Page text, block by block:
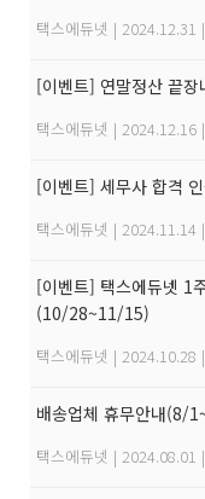
택스에듀넷 | 2024.12.31 |
[이벤트] 연말정산 끝장
택스에듀넷 | 2024.12.16 |
[이벤트] 세무사 합격
택스에듀넷 | 2024.11.14 |
[이벤트] 택스에듀넷 1
(10/28~11/15)
택스에듀넷 | 2024.10.28 |
배송업체 휴무안내(8/
택스에듀넷 | 2024.08.01 |